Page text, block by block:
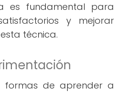
es fundamental para
y mejorar
técnica.
formas de aprender a